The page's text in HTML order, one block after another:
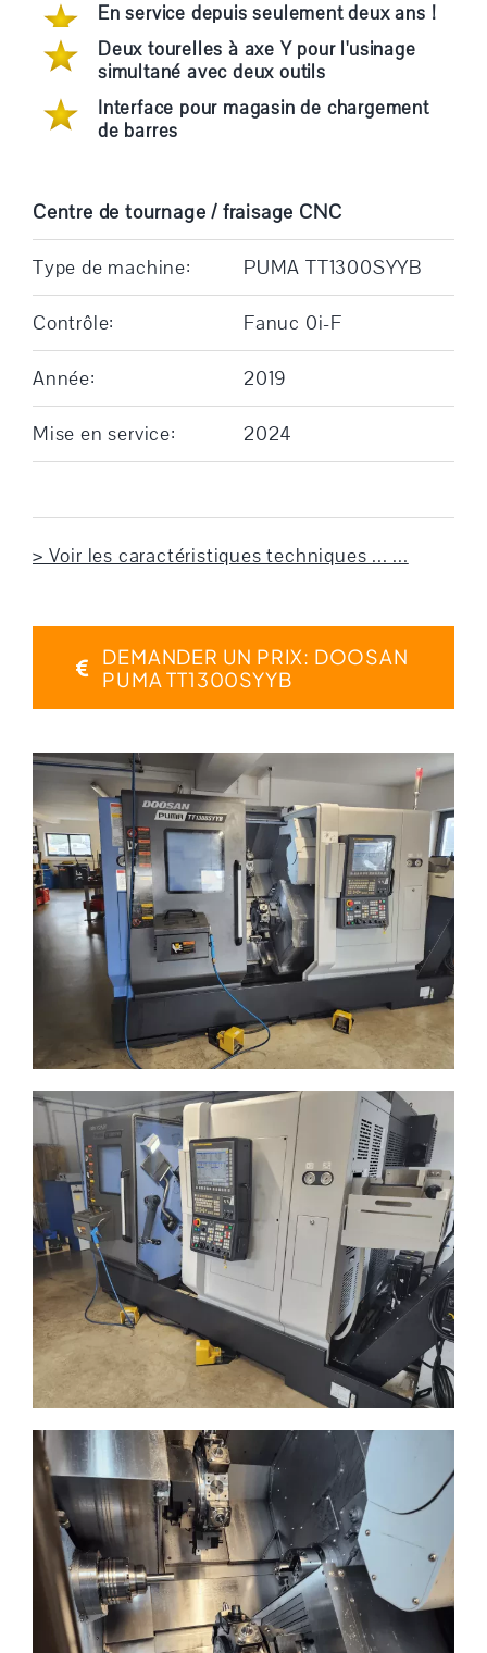
En service depuis seulement deux ans !
Deux tourelles à axe Y pour l'usinage
simultané avec deux outils
Interface pour magasin de chargement
de barres
Centre de tournage / fraisage CNC
Type de machine: PUMA TT1300SYYB
Contrôle: Fanuc 0i-F
Année: 2019
Mise en service: 2024
> Voir les caractéristiques techniques ... ...
DEMANDER UN PRIX: DOOSAN
PUMA TT1300SYYB